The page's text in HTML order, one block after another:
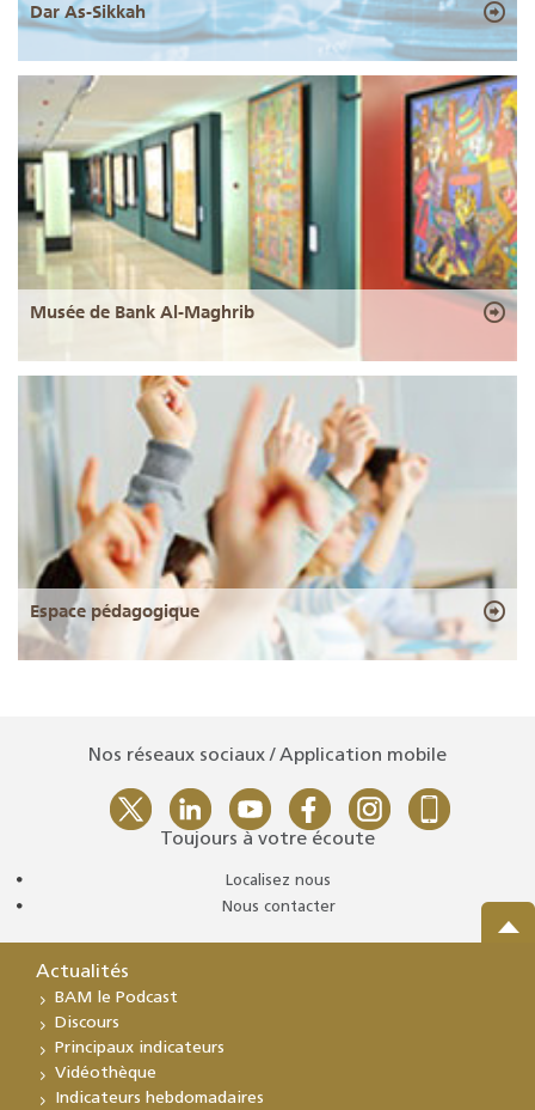
Dar As-Sikkah
Musée de Bank Al-Maghrib
Espace pédagogique
Nos réseaux sociaux / Application mobile
Toujours à votre écoute
Localisez nous
Nous contacter
Actualités
BAM le Podcast
Discours
Principaux indicateurs
Vidéothèque
Indicateurs hebdomadaires